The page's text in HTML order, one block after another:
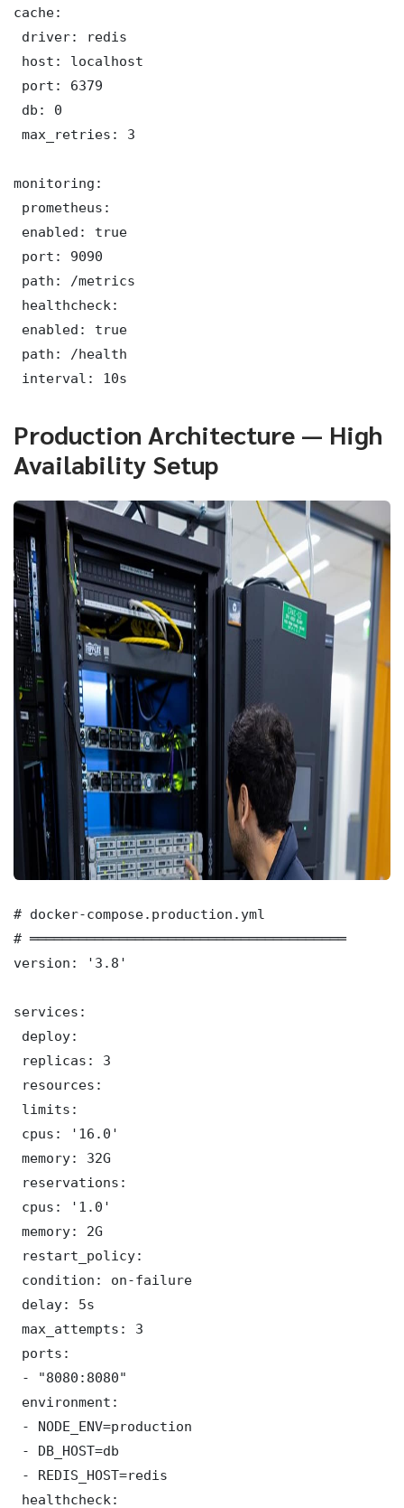
cache:
driver: redis
host: localhost
port: 6379
db: 0
max_retries: 3
monitoring:
prometheus:
enabled: true
port: 9090
path: /metrics
healthcheck:
enabled: true
path: /health
interval: 10s
Production Architecture — High
Availability Setup
# docker-compose.production.yml
# ═══════════════════════════════════════
version: '3.8'
services:
deploy:
replicas: 3
resources:
limits:
cpus: '16.0'
memory: 32G
reservations:
cpus: '1.0'
memory: 2G
restart_policy:
condition: on-failure
delay: 5s
max_attempts: 3
ports:
- "8080:8080"
environment:
- NODE_ENV=production
- DB_HOST=db
- REDIS_HOST=redis
healthcheck: